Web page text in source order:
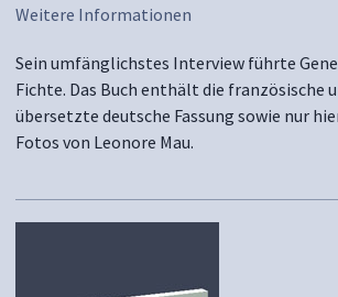
Weitere Informationen
Sein umfänglichstes Interview führte
Fichte. Das Buch enthält die französische
übersetzte deutsche Fassung sowie nur
Fotos von Leonore Mau.